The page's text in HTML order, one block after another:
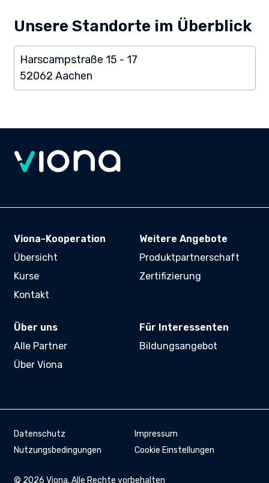
Unsere Standorte im Überblick
Harscampstraße 15 - 17
52062 Aachen
Viona-Kooperation
Übersicht
Kurse
Kontakt
Weitere Angebote
Produktpartnerschaft
Zertifizierung
Über uns
Alle Partner
Über Viona
Für Interessenten
Bildungsangebot
Datenschutz
Impressum
Nutzungsbedingungen
Cookie Einstellungen
© 2026 Viona. Alle Rechte vorbehalten